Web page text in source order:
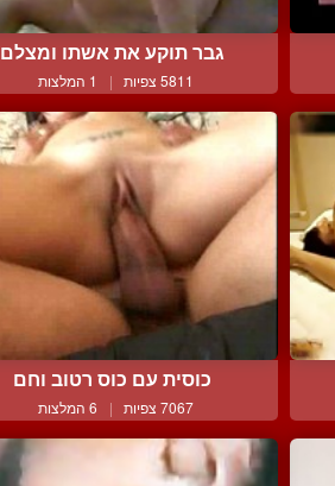
גבר תוקע את אשתו ומצלם
5811 צפיות | 1 המלצות
כוסית עם כוס רטוב וחם
7067 צפיות | 6 המלצות